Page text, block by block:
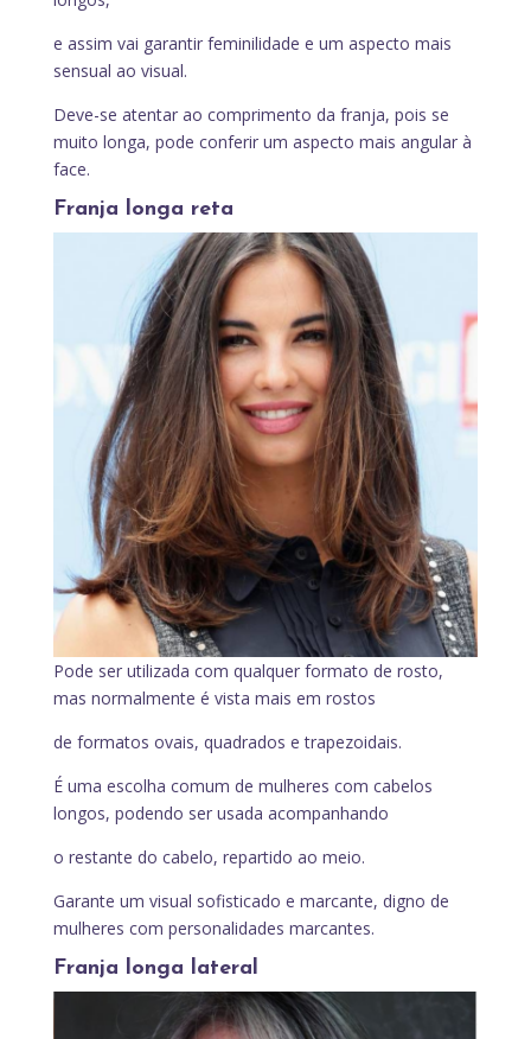
e assim vai garantir feminilidade e um aspecto mais
sensual ao visual.
Deve-se atentar ao comprimento da franja, pois se
muito longa, pode conferir um aspecto mais angular à
face.
Franja longa reta
Pode ser utilizada com qualquer formato de rosto,
mas normalmente é vista mais em rostos
de formatos ovais, quadrados e trapezoidais.
É uma escolha comum de mulheres com cabelos
longos, podendo ser usada acompanhando
o restante do cabelo, repartido ao meio.
Garante um visual sofisticado e marcante, digno de
mulheres com personalidades marcantes.
Franja longa lateral